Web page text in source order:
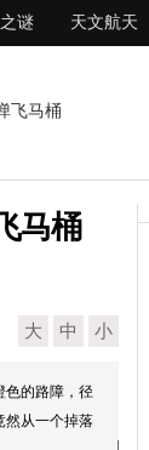
谜 天文航天
飞马桶
马桶
大 中 小
色的路障，径
然从一个掉落